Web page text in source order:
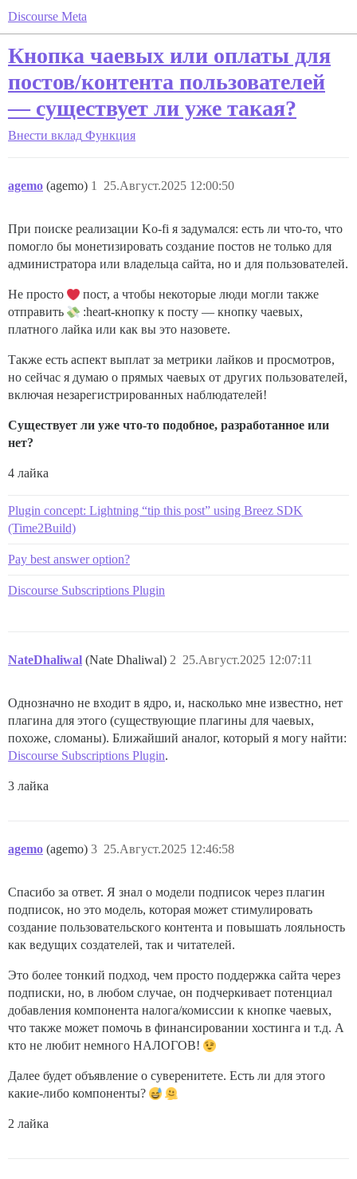
Discourse Meta
Кнопка чаевых или оплаты для
постов/контента пользователей
— существует ли уже такая?
Внести вклад Функция
agemo (agemo) 25.Август.2025 12:00:50
1
При поиске реализации Ko-fi я задумался: есть ли что-то, что
помогло бы монетизировать создание постов не только для
администратора или владельца сайта, но и для пользователей.
Не просто
пост, а чтобы некоторые люди могли также
отправить
:heart-кнопку к посту — кнопку чаевых,
платного лайка или как вы это назовете.
Также есть аспект выплат за метрики лайков и просмотров,
но сейчас я думаю о прямых чаевых от других пользователей,
включая незарегистрированных наблюдателей!
Существует ли уже что-то подобное, разработанное или
нет?
4 лайка
Plugin concept: Lightning “tip this post” using Breez SDK
(Time2Build)
Pay best answer option?
Discourse Subscriptions Plugin
NateDhaliwal (Nate Dhaliwal) 25.Август.2025 12:07:11
2
Однозначно не входит в ядро, и, насколько мне известно, нет
плагина для этого (существующие плагины для чаевых,
похоже, сломаны). Ближайший аналог, который я могу найти:
Discourse Subscriptions Plugin.
3 лайка
agemo (agemo) 25.Август.2025 12:46:58
3
Спасибо за ответ. Я знал о модели подписок через плагин
подписок, но это модель, которая может стимулировать
создание пользовательского контента и повышать лояльность
как ведущих создателей, так и читателей.
Это более тонкий подход, чем просто поддержка сайта через
подписки, но, в любом случае, он подчеркивает потенциал
добавления компонента налога/комиссии к кнопке чаевых,
что также может помочь в финансировании хостинга и т.д. А
кто не любит немного НАЛОГОВ!
Далее будет объявление о суверенитете. Есть ли для этого
какие-либо компоненты?
2 лайка